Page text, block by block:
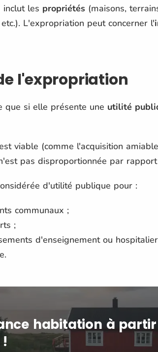
inclut les propriétés (maisons,
L'expropriation peut concerner l'
l'expropriation
que si elle présente une utilité
viable (comme l'acquisition
pas disproportionnée par
d'utilité publique pour :
communaux ;
;
d'enseignement ou
habitation à